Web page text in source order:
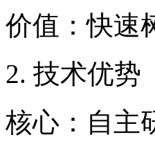
价值：快速
2. 技术优势
核心：自主